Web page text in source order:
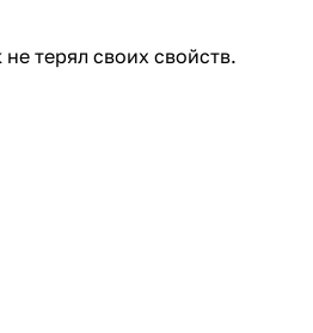
терял своих свойств.